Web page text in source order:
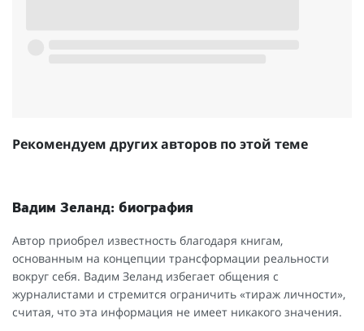
Рекомендуем других авторов по этой теме
Вадим Зеланд: биография
Автор приобрел известность благодаря книгам,
основанным на концепции трансформации реальности
вокруг себя. Вадим Зеланд избегает общения с
журналистами и стремится ограничить «тираж личности»,
считая, что эта информация не имеет никакого значения.